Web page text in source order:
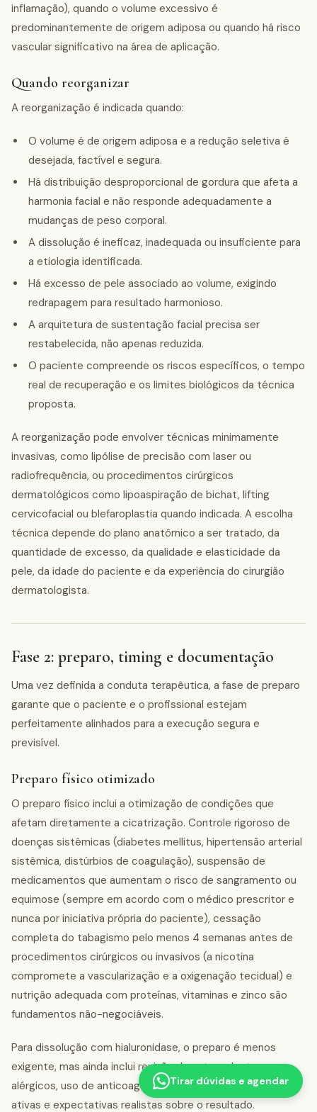
inflamação), quando o volume excessivo é
predominantemente de origem adiposa ou quando há risco
vascular significativo na área de aplicação.
Quando reorganizar
A reorganização é indicada quando:
O volume é de origem adiposa e a redução seletiva é
desejada, factível e segura.
Há distribuição desproporcional de gordura que afeta a
harmonia facial e não responde adequadamente a
mudanças de peso corporal.
A dissolução é ineficaz, inadequada ou insuficiente para
a etiologia identificada.
Há excesso de pele associado ao volume, exigindo
redrapagem para resultado harmonioso.
A arquitetura de sustentação facial precisa ser
restabelecida, não apenas reduzida.
O paciente compreende os riscos específicos, o tempo
real de recuperação e os limites biológicos da técnica
proposta.
A reorganização pode envolver técnicas minimamente
invasivas, como lipólise de precisão com laser ou
radiofrequência, ou procedimentos cirúrgicos
dermatológicos como lipoaspiração de bichat, lifting
cervicofacial ou blefaroplastia quando indicada. A escolha
técnica depende do plano anatômico a ser tratado, da
quantidade de excesso, da qualidade e elasticidade da
pele, da idade do paciente e da experiência do cirurgião
dermatologista.
Fase 2: preparo, timing e documentação
Uma vez definida a conduta terapêutica, a fase de preparo
garante que o paciente e o profissional estejam
perfeitamente alinhados para a execução segura e
previsível.
Preparo físico otimizado
O preparo físico inclui a otimização de condições que
afetam diretamente a cicatrização. Controle rigoroso de
doenças sistêmicas (diabetes mellitus, hipertensão arterial
sistêmica, distúrbios de coagulação), suspensão de
medicamentos que aumentam o risco de sangramento ou
equimose (sempre em acordo com o médico prescritor e
nunca por iniciativa própria do paciente), cessação
completa do tabagismo pelo menos 4 semanas antes de
procedimentos cirúrgicos ou invasivos (a nicotina
compromete a vascularização e a oxigenação tecidual) e
nutrição adequada com proteínas, vitaminas e zinco são
fundamentos não-negociáveis.
Para dissolução com hialuronidase, o preparo é menos
exigente, mas ainda inclui revisão de antecedentes
alérgicos, uso de anticoagulantes, doenças autoimunes
ativas e expectativas realistas sobre o resultado.
Tirar dúvidas e agendar